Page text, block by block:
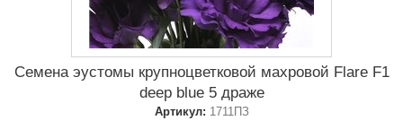
Семена эустомы крупноцветковой махровой Flare F1
deep blue 5 драже
Артикул: 1711ПЗ